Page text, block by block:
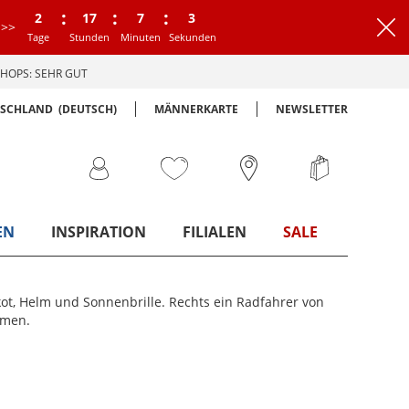
>>
2
Tage
: 17
Stunden
: 7
Minuten
: 2
Sekunden
SEHR GUT
(DEUTSCH) MÄNNERKARTE NEWSLETTER
INSPIRATION FILIALEN SALE